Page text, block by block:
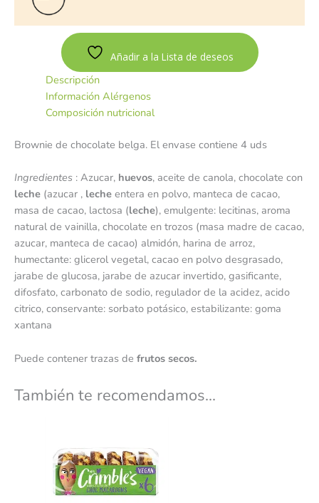
Añadir a la Lista de deseos
Descripción
Información Alérgenos
Composición nutricional
Brownie de chocolate belga. El envase contiene 4 uds
Ingredientes : Azucar, huevos, aceite de canola, chocolate con
leche (azucar , leche entera en polvo, manteca de cacao,
masa de cacao, lactosa (leche), emulgente: lecitinas, aroma
natural de vainilla, chocolate en trozos (masa madre de cacao,
azucar, manteca de cacao) almidón, harina de arroz,
humectante: glicerol vegetal, cacao en polvo desgrasado,
jarabe de glucosa, jarabe de azucar invertido, gasificante,
difosfato, carbonato de sodio, regulador de la acidez, acido
citrico, conservante: sorbato potásico, estabilizante: goma
xantana
Puede contener trazas de frutos secos.
También te recomendamos…